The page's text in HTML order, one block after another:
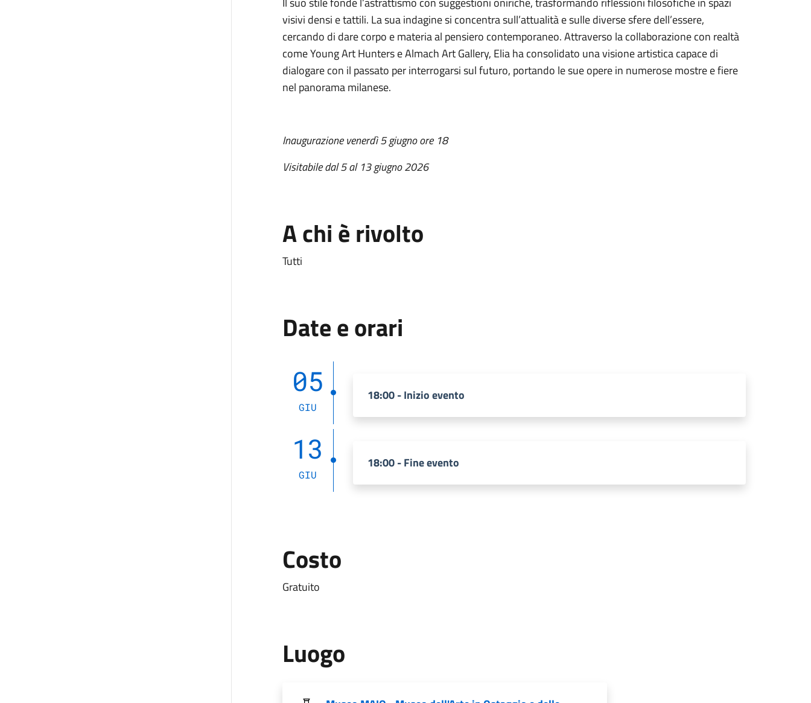
visivi densi e tattili. La sua indagine si concentra sull’attualità e sulle diverse sfere dell’essere,
cercando di dare corpo e materia al pensiero contemporaneo. Attraverso la collaborazione con realtà
come Young Art Hunters e Almach Art Gallery, Elia ha consolidato una visione artistica capace di
dialogare con il passato per interrogarsi sul futuro, portando le sue opere in numerose mostre e fiere
nel panorama milanese.
Inaugurazione venerdì 5 giugno ore 18
Visitabile dal 5 al 13 giugno 2026
A chi è rivolto
Tutti
Date e orari
05
GIU
18:00 - Inizio evento
13
GIU
18:00 - Fine evento
Costo
Gratuito
Luogo